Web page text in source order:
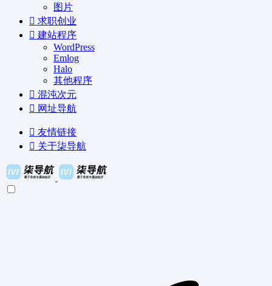
图片
求职创业
建站程序
WordPress
Emlog
Halo
其他程序
混沌次元
网址导航
友情链接
关于柒导航